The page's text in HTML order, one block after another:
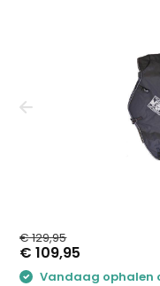
€ 129,95
€ 109,95
Vandaag ophalen